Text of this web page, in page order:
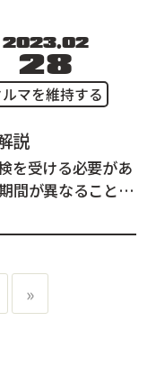
2023.02
28
マを維持する
説
を受ける必要があ
間が異なることを
ちに有効期限が切
な書類について...
»